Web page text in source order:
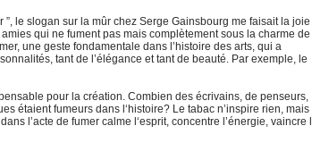
”, le slogan sur la mûr chez Serge Gainsbourg me faisait la joie
qui ne fument pas mais complètement sous la charme de
une geste fondamentale dans l’histoire des arts, qui a
tant de l’élégance et tant de beauté. Par exemple, le
pour la création. Combien des écrivains, de penseurs,
étaient fumeurs dans l‘histoire? Le tabac n’inspire rien, mais
l’acte de fumer calme l‘esprit, concentre l’énergie, vaincre